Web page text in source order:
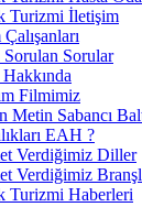
Turizmi İletişim
Sorulan Sorular
Filmimiz
Metin Sabancı
EAH ?
Verdiğimiz Diller
Verdiğimiz
Turizmi Haberleri